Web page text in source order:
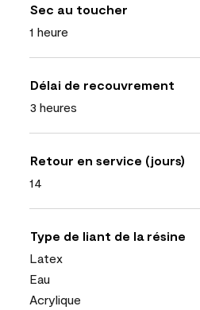
Sec au toucher
1 heure
Délai de recouvrement
3 heures
Retour en service (jours)
14
Type de liant de la résine
Latex
Eau
Acrylique